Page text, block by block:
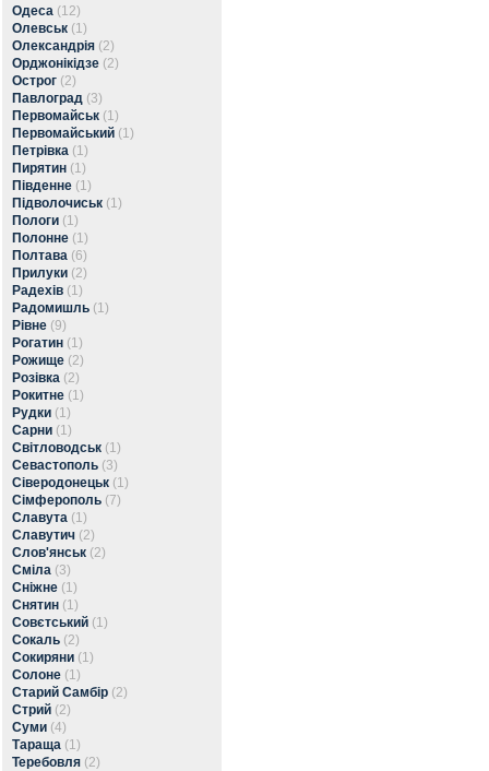
Одеса (12)
Олевськ (1)
Олександрія (2)
Орджонікідзе (2)
Острог (2)
Павлоград (3)
Первомайськ (1)
Первомайський (1)
Петрівка (1)
Пирятин (1)
Південне (1)
Підволочиськ (1)
Пологи (1)
Полонне (1)
Полтава (6)
Прилуки (2)
Радехів (1)
Радомишль (1)
Рівне (9)
Рогатин (1)
Рожище (2)
Розівка (2)
Рокитне (1)
Рудки (1)
Сарни (1)
Світловодськ (1)
Севастополь (3)
Сіверодонецьк (1)
Сімферополь (7)
Славута (1)
Славутич (2)
Слов'янськ (2)
Сміла (3)
Сніжне (1)
Снятин (1)
Совєтський (1)
Сокаль (2)
Сокиряни (1)
Солоне (1)
Старий Самбір (2)
Стрий (2)
Суми (4)
Тараща (1)
Теребовля (2)